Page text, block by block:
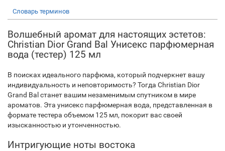
Словарь терминов
Волшебный аромат для настоящих эстетов:
Christian Dior Grand Bal Унисекс парфюмерная
вода (тестер) 125 мл
В поисках идеального парфюма, который подчеркнет вашу
индивидуальность и неповторимость? Тогда Christian Dior
Grand Bal станет вашим незаменимым спутником в мире
ароматов. Эта унисекс парфюмерная вода, представленная в
формате тестера объемом 125 мл, покорит вас своей
изысканностью и утонченностью.
Интригующие ноты востока